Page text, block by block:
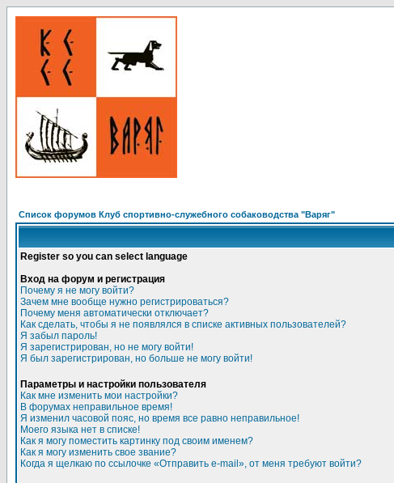
Список форумов Клуб спортивно-служебного собаководства "Варяг"
Register so you can select language
Вход на форум и регистрация
Почему я не могу войти?
Зачем мне вообще нужно регистрироваться?
Почему меня автоматически отключает?
Как сделать, чтобы я не появлялся в списке активных пользователей?
Я забыл пароль!
Я зарегистрирован, но не могу войти!
Я был зарегистрирован, но больше не могу войти!
Параметры и настройки пользователя
Как мне изменить мои настройки?
В форумах неправильное время!
Я изменил часовой пояс, но время все равно неправильное!
Моего языка нет в списке!
Как я могу поместить картинку под своим именем?
Как я могу изменить свое звание?
Когда я щелкаю по ссылочке «Отправить e-mail», от меня требуют войти?